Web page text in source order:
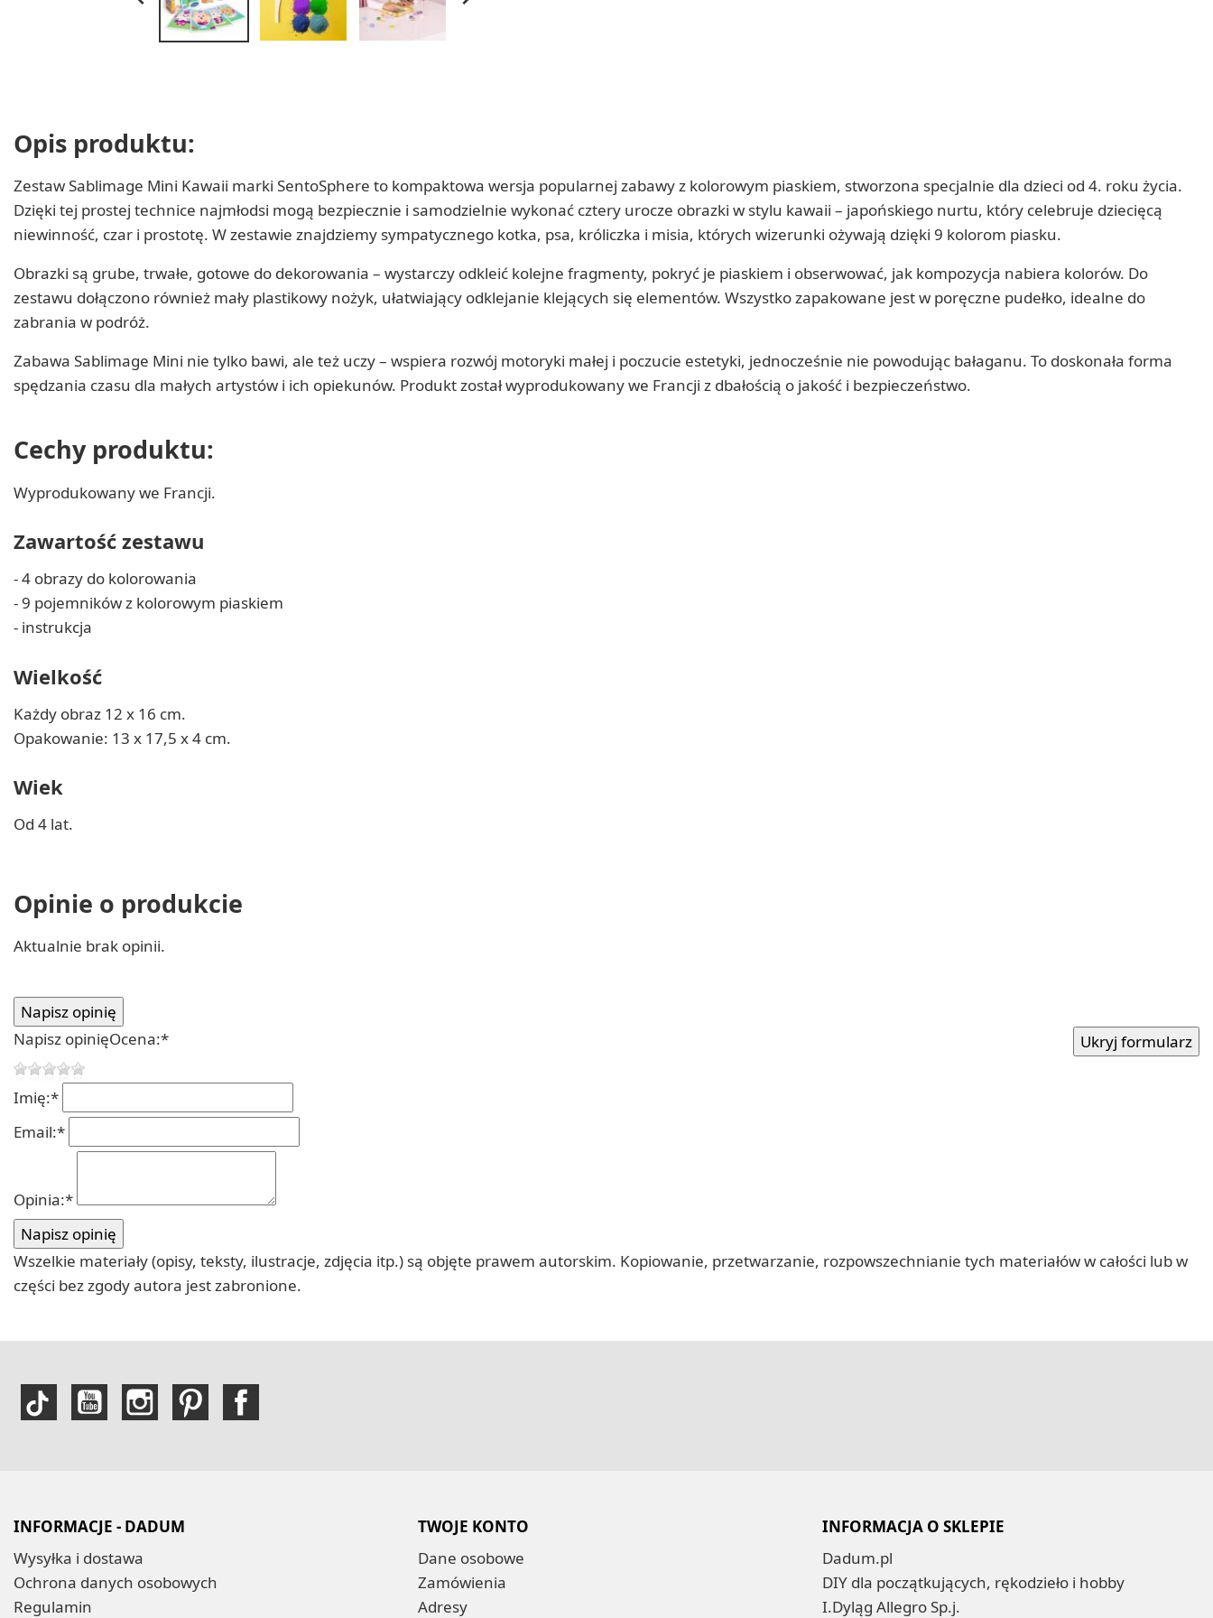
Opis produktu:
Zestaw Sablimage Mini Kawaii marki SentoSphere to kompaktowa wersja popularnej zabawy z kolorowym piaskiem, stworzona specjalnie dla dzieci od 4. roku życia.
Dzięki tej prostej technice najmłodsi mogą bezpiecznie i samodzielnie wykonać cztery urocze obrazki w stylu kawaii – japońskiego nurtu, który celebruje dziecięcą
niewinność, czar i prostotę. W zestawie znajdziemy sympatycznego kotka, psa, króliczka i misia, których wizerunki ożywają dzięki 9 kolorom piasku.
Obrazki są grube, trwałe, gotowe do dekorowania – wystarczy odkleić kolejne fragmenty, pokryć je piaskiem i obserwować, jak kompozycja nabiera kolorów. Do
zestawu dołączono również mały plastikowy nożyk, ułatwiający odklejanie klejących się elementów. Wszystko zapakowane jest w poręczne pudełko, idealne do
zabrania w podróż.
Zabawa Sablimage Mini nie tylko bawi, ale też uczy – wspiera rozwój motoryki małej i poczucie estetyki, jednocześnie nie powodując bałaganu. To doskonała forma
spędzania czasu dla małych artystów i ich opiekunów. Produkt został wyprodukowany we Francji z dbałością o jakość i bezpieczeństwo.
Cechy produktu:
Wyprodukowany we Francji.
Zawartość zestawu
- 4 obrazy do kolorowania
- 9 pojemników z kolorowym piaskiem
- instrukcja
Wielkość
Każdy obraz 12 x 16 cm.
Opakowanie: 13 x 17,5 x 4 cm.
Wiek
Od 4 lat.
Opinie o produkcie
Aktualnie brak opinii.
Napisz opinięOcena:*
Imię:*
Email:*
Opinia:*
Wszelkie materiały (opisy, teksty, ilustracje, zdjęcia itp.) są objęte prawem autorskim. Kopiowanie, przetwarzanie, rozpowszechnianie tych materiałów w całości lub w
części bez zgody autora jest zabronione.
INFORMACJE - DADUM
Wysyłka i dostawa
Ochrona danych osobowych
Regulamin
TWOJE KONTO
Dane osobowe
Zamówienia
Adresy
INFORMACJA O SKLEPIE
Dadum.pl
DIY dla początkujących, rękodzieło i hobby
I.Dyląg Allegro Sp.j.